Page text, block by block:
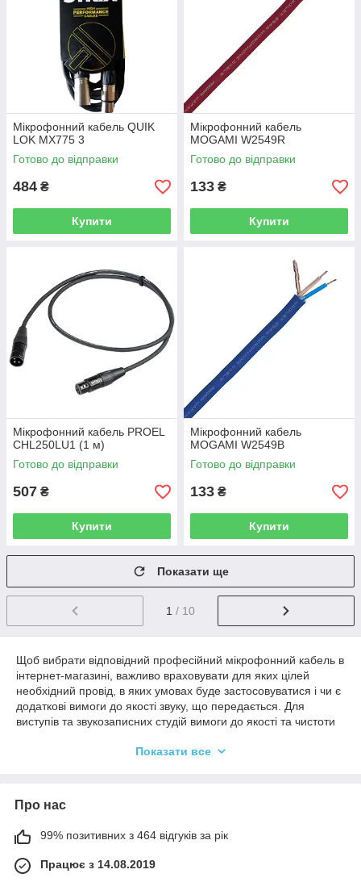
Мікрофонний кабель QUIK
LOK MX775 3
Готово до відправки
484 ₴
Купити
Мікрофонний кабель
MOGAMI W2549R
Готово до відправки
133 ₴
Купити
Мікрофонний кабель PROEL
CHL250LU1 (1 м)
Готово до відправки
507 ₴
Купити
Мікрофонний кабель
MOGAMI W2549B
Готово до відправки
133 ₴
Купити
Показати ще
1 / 10
Щоб вибрати відповідний професійний мікрофонний кабель в
інтернет-магазині, важливо враховувати для яких цілей
необхідний провід, в яких умовах буде застосовуватися і чи є
додаткові вимоги до якості звуку, що передається. Для
виступів та звукозаписних студій вимоги до якості та чистоти
технічні характеристики кабелю та його відповідність до
Вибір мікрофонного кабелю:
підібрати якісні мікрофонні кабелі в Україні, які можуть
Показати все
Про нас
99% позитивних з 464 відгуків за рік
Працює з 14.08.2019